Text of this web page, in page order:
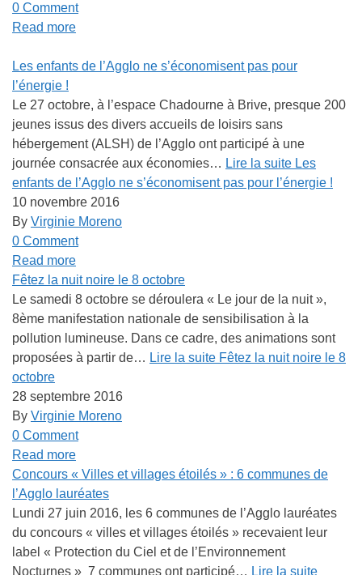
0 Comment
Read more
Les enfants de l’Agglo ne s’économisent pas pour
l’énergie !
Le 27 octobre, à l’espace Chadourne à Brive, presque 200
jeunes issus des divers accueils de loisirs sans
hébergement (ALSH) de l’Agglo ont participé à une
journée consacrée aux économies… Lire la suite Les
enfants de l’Agglo ne s’économisent pas pour l’énergie !
10 novembre 2016
By Virginie Moreno
0 Comment
Read more
Fêtez la nuit noire le 8 octobre
Le samedi 8 octobre se déroulera « Le jour de la nuit »,
8ème manifestation nationale de sensibilisation à la
pollution lumineuse. Dans ce cadre, des animations sont
proposées à partir de… Lire la suite Fêtez la nuit noire le 8
octobre
28 septembre 2016
By Virginie Moreno
0 Comment
Read more
Concours « Villes et villages étoilés » : 6 communes de
l’Agglo lauréates
Lundi 27 juin 2016, les 6 communes de l’Agglo lauréates
du concours « villes et villages étoilés » recevaient leur
label « Protection du Ciel et de l’Environnement
Nocturnes » 7 communes ont participé… Lire la suite